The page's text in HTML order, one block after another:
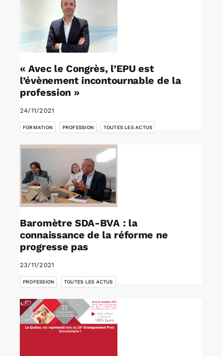
« Avec le Congrès, l’EPU est
l’évènement incontournable de la
profession »
24/11/2021
FORMATION PROFESSION TOUTES LES ACTUS
Baromètre SDA-BVA : la
connaissance de la réforme ne
progresse pas
23/11/2021
PROFESSION TOUTES LES ACTUS